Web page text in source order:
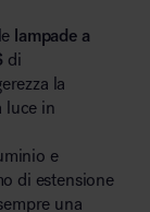
lampade a
di
la
luce in
e
di estensione
una